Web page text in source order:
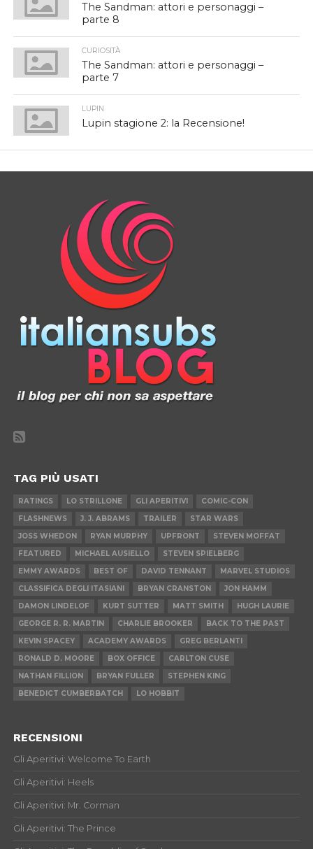
The Sandman: attori e personaggi –
parte 8
CURIOSITÀ
The Sandman: attori e personaggi –
parte 7
LUPIN
Lupin stagione 2: la Recensione!
TAG PIÙ USATI
RATINGS LO STRILLONE GLI APERITIVI
COMIC-CON
FLASHNEWS
J. J. ABRAMS TRAILER
STAR WARS
JOSS WHEDON
RYAN MURPHY UPFRONT
STEVEN MOFFAT
FEATURED
MICHAEL AUSIELLO
STEVEN SPIELBERG
EMMY AWARDS
BEST OF DAVID TENNANT
MARVEL STUDIOS
CLASSIFICA DEGLI ITASIANI
BRYAN CRANSTON
JON HAMM
DAMON LINDELOF
KURT SUTTER MATT SMITH
HUGH LAURIE
GEORGE R. R. MARTIN
CHARLIE BROOKER
BACK TO THE PAST
KEVIN SPACEY
ACADEMY AWARDS
GREG BERLANTI
RONALD D. MOORE
BOX OFFICE
CARLTON CUSE
NATHAN FILLION
BRYAN FULLER
STEPHEN KING
BENEDICT CUMBERBATCH
LO HOBBIT
RECENSIONI
Gli Aperitivi: Welcome To Earth
Gli Aperitivi: Heels
Gli Aperitivi: Mr. Corman
Gli Aperitivi: The Prince